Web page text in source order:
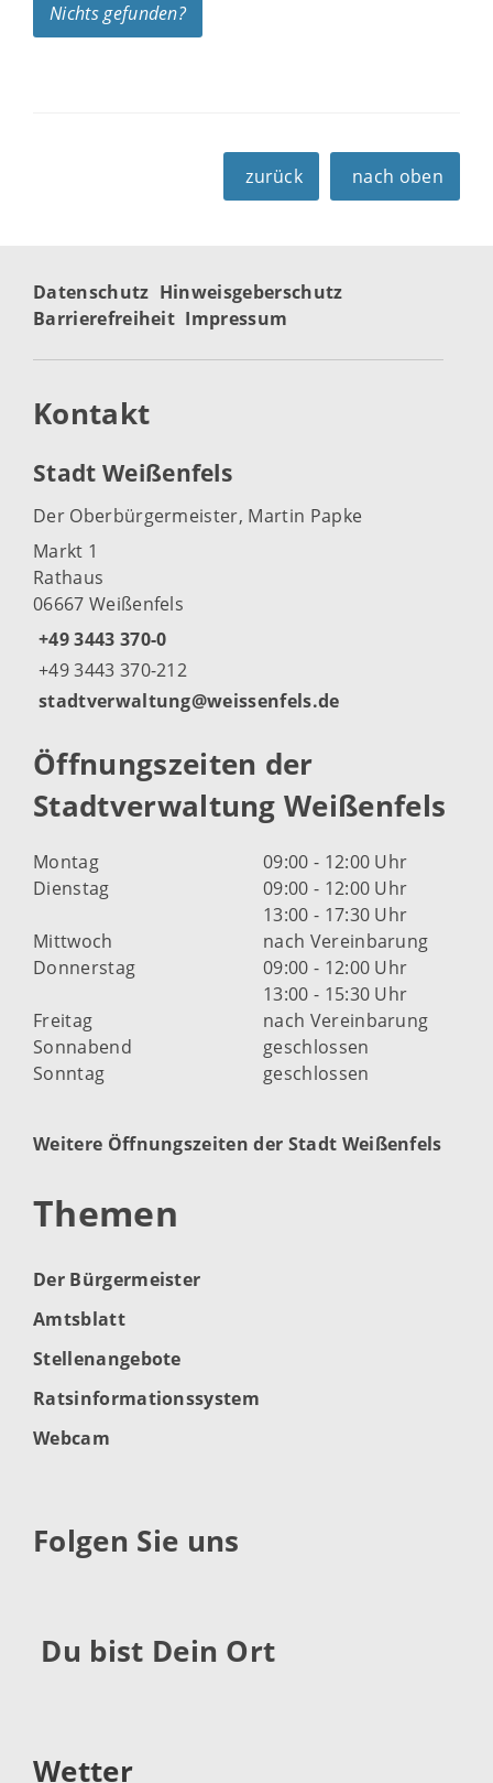
Nichts gefunden?
zurück nach oben
Datenschutz Hinweisgeberschutz
Barrierefreiheit Impressum
Kontakt
Stadt Weißenfels
Der Oberbürgermeister, Martin Papke
Markt 1
Rathaus
06667 Weißenfels
+49 3443 370-0
+49 3443 370-212
stadtverwaltung@weissenfels.de
Öffnungszeiten der
Stadtverwaltung Weißenfels
Montag
09:00 - 12:00 Uhr
Dienstag
09:00 - 12:00 Uhr
13:00 - 17:30 Uhr
Mittwoch
nach Vereinbarung
Donnerstag
09:00 - 12:00 Uhr
13:00 - 15:30 Uhr
Freitag
nach Vereinbarung
Sonnabend
geschlossen
Sonntag
geschlossen
Weitere Öffnungszeiten der Stadt Weißenfels
Themen
Der Bürgermeister
Amtsblatt
Stellenangebote
Ratsinformationssystem
Webcam
Folgen Sie uns
Du bist Dein Ort
Wetter